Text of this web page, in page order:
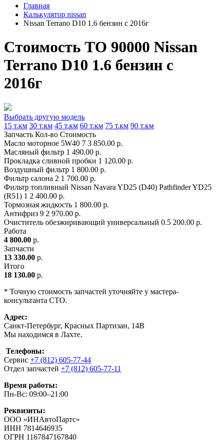
Главная
Калькулятор nissan
Nissan Terrano D10 1.6 бензин с 2016г
Стоимость ТО 90000 Nissan
Terrano D10 1.6 бензин с
2016г
Выбрать другую модель
15 т.км 30 т.км 45 т.км 60 т.км 75 т.км 90 т.км
Запчасть Кол-во Стоимость
Масло моторное 5W40 7 3 850.00 р.
Масляный фильтр 1 490.00 р.
Прокладка сливной пробки 1 120.00 р.
Воздушный фильтр 1 800.00 р.
Фильтр салона 2 1 700.00 р.
Фильтр топливный Nissan Navara YD25 (D40) Pathfinder YD25
(R51) 1 2 400.00 р.
Тормозная жидкость 1 800.00 р.
Антифриз 9 2 970.00 р.
Очиститель обезжиривающий универсальный 0.5 200.00 р.
Работа
4 800.00 р.
Запчасти
13 330.00 р.
Итого
18 130.00 р.
* Точную стоимость запчастей уточняйте у мастера-
консультанта СТО.
Адрес:
Санкт-Петербург, Красных Партизан, 14В
Мы находимся в Лахте.
Телефоны:
Сервис +7 (812) 605-77-44
Отдел запчастей +7 (812) 605-77-11
Время работы:
Пн-Вс: 09:00–21:00
Реквизиты:
ООО «ИНАвтоПартс»
ИНН 7814646935
ОГРН 1167847167840